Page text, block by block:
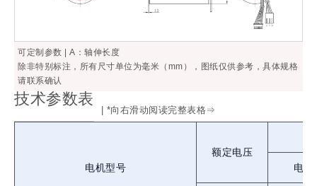
可定制参数 | A：轴伸长度
除非特别标注，所有尺寸单位为毫米（mm），图纸仅供参考，具体规格
请联系确认
技术参数表
| *向右滑动阅读完整表格⇒
电机型号
额定电压
电流